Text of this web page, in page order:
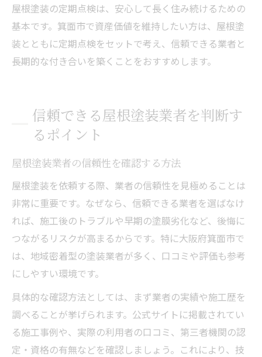
屋根塗装の定期点検は、安心して長く住み続けるための
基本です。箕面市で資産価値を維持したい方は、屋根塗
装とともに定期点検をセットで考え、信頼できる業者と
長期的な付き合いを築くことをおすすめします。
信頼できる屋根塗装業者を判断す
るポイント
屋根塗装業者の信頼性を確認する方法
屋根塗装を依頼する際、業者の信頼性を見極めることは
非常に重要です。なぜなら、信頼できる業者を選ばなけ
れば、施工後のトラブルや早期の塗膜劣化など、後悔に
つながるリスクが高まるからです。特に大阪府箕面市で
は、地域密着型の塗装業者が多く、口コミや評価も参考
にしやすい環境です。
具体的な確認方法としては、まず業者の実績や施工歴を
調べることが挙げられます。公式サイトに掲載されてい
る施工事例や、実際の利用者の口コミ、第三者機関の認
定・資格の有無などを確認しましょう。これにより、技